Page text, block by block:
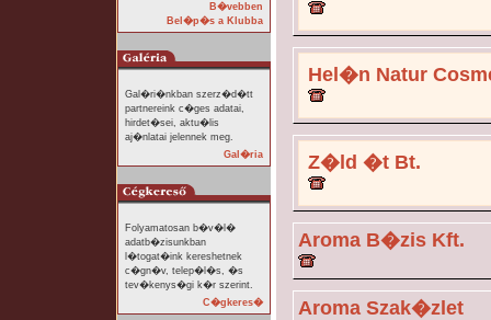
B�vebben
Bel�p�s a Klubba
Gal�ri�nkban szerz�d�tt
partnereink c�ges adatai,
hirdet�sei, aktu�lis
aj�nlatai jelennek meg.
Gal�ria
Folyamatosan b�v�l�
adatb�zisunkban
l�togat�ink kereshetnek
c�gn�v, telep�l�s, �s
tev�kenys�gi k�r szerint.
C�gkeres�
Hel�n Natur
Z�ld �t Bt.
Aroma B�zis Kft.
Aroma Szak�zlet